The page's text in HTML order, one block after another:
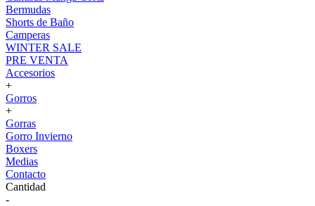
Bermudas
Shorts de Baño
Camperas
WINTER SALE
PRE VENTA
Accesorios
+
Gorros
+
Gorras
Gorro Invierno
Boxers
Medias
Contacto
Cantidad
-